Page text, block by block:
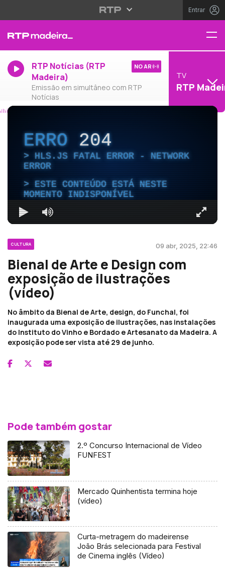
Entrar
RTP Notícias (RTP
Madeira)
Emissão em simultâneo com RTP
Notícias
NO AR
TV
RTP
ERRO204
HLS.JS FATAL ERROR - NETWORK
ERROR
ESTE CONTEÚDO ESTÁ NESTE
MOMENTO INDISPONÍVEL
CULTURA 09 abr, 2025, 22:46
Bienal de Arte e Design com
exposição de ilustrações
(vídeo)
No âmbito da Bienal de Arte, design, do Funchal, foi
inaugurada uma exposição de ilustrações, nas instalações
do Instituto do Vinho e Bordado e Artesanato da Madeira. A
exposição pode ser vista até 29 de junho.
Pode também gostar
2.º Concurso Internacional de Vídeo
FUNFEST
Mercado Quinhentista termina hoje
(vídeo)
Curta-metragem do madeirense
João Brás selecionada para Festival
de Cinema inglês (Vídeo)